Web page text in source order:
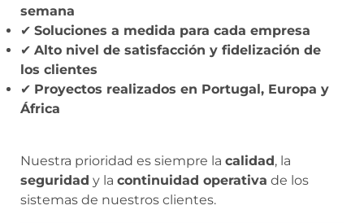
semana
✔ Soluciones a medida para cada empresa
✔ Alto nivel de satisfacción y fidelización de
los clientes
✔ Proyectos realizados en Portugal, Europa y
África
Nuestra prioridad es siempre la calidad, la
seguridad y la continuidad operativa de los
sistemas de nuestros clientes.